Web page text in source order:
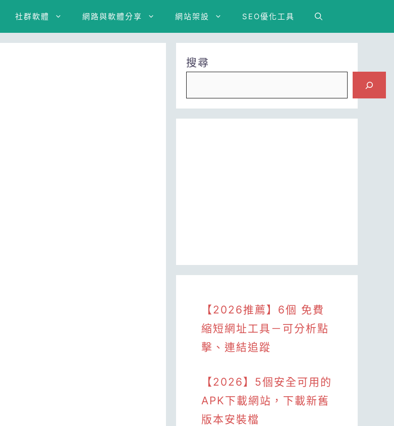
社群軟體 網路與軟體分享 網站架設 SEO優化工具
搜尋
【2026推薦】6個 免費
縮短網址工具－可分析點
擊、連結追蹤
【2026】5個安全可用的
APK下載網站，下載新舊
版本安裝檔